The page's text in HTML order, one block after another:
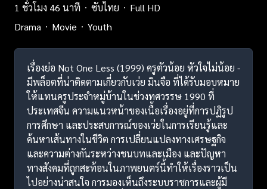
1 ชั่วโมง 46 นาที
ซับไทย
Full HD
Drama
Movie Youth
เรื่องย่อ Not One Less (1999) ครูตัวน้อย หัวใจไม่น้อย -
มีพล็อตที่น่าติดตามเกี่ยวกับเว่ย มินจือ ที่ได้รับมอบหมาย
ให้แทนครูประจำหมู่บ้านในช่วงทศวรรษ 1990 ที่
ประเทศจีน ความแนวหน้าของเนื้อเรื่องอยู่ที่การปฏิรูป
การศึกษา และประสบการณ์ของเว่ยในการเรียนรู้และ
ค้นหาเส้นทางในชีวิต การเปลี่ยนแปลงทางเศรษฐกิจ
และความต่างกันระหว่างชนบทและเมือง และปัญหา
ทางสังคมที่ถูกสะท้อนในภาพยนตร์นี้ทำให้เรื่องราวเป็น
ไปอย่างน่าสนใจ การมองเห็นถึงระบบราชการและผู้มี